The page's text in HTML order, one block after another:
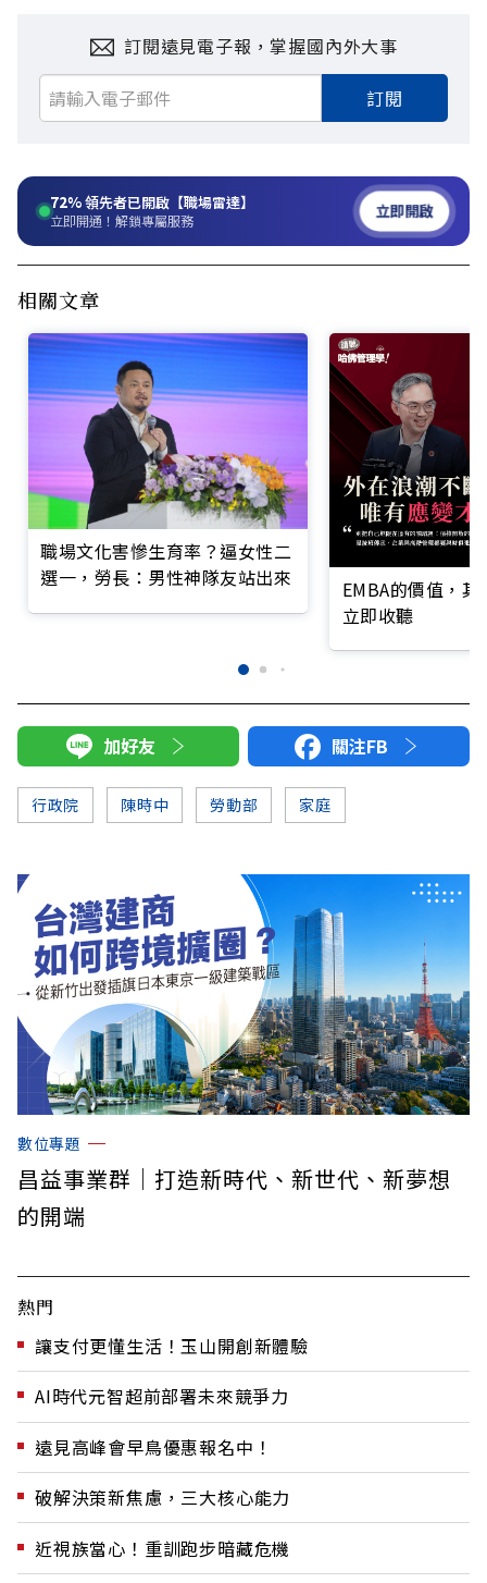
訂閱遠見電子報，掌握國內外大事
訂閱
72%領先者已開啟【職場雷達】
立即開通！解鎖專屬服務 立即開啟
相關文章
職場文化害慘生育率？逼女性二
選一，勞長：男性神隊友站出來
EMBA的價值，
立即收聽
加好友 關注FB
行政院 陳時中 勞動部 家庭
數位專題
昌益事業群｜打造新時代、新世代、新夢想
的開端
熱門
讓支付更懂生活！玉山開創新體驗
AI時代元智超前部署未來競爭力
遠見高峰會早鳥優惠報名中！
破解決策新焦慮，三大核心能力
近視族當心！重訓跑步暗藏危機